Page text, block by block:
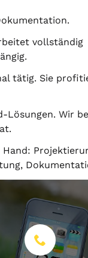
vollständig
tätig. Sie
Lösungen. Wir
Hand:
,